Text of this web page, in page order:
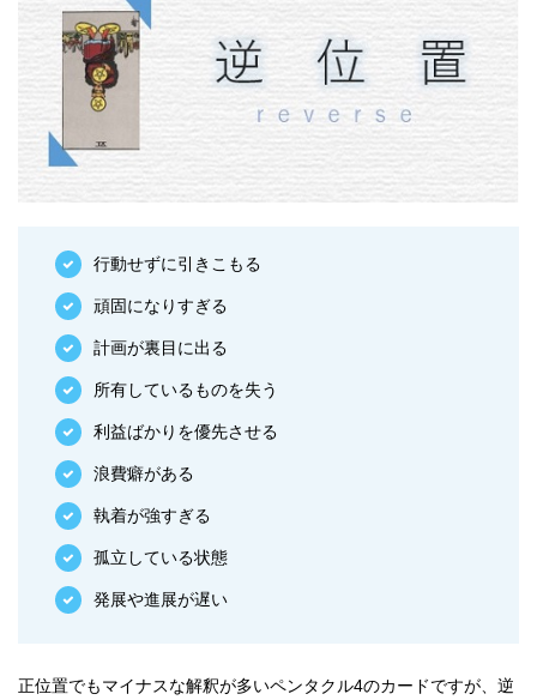
行動せずに引きこもる
頑固になりすぎる
計画が裏目に出る
所有しているものを失う
利益ばかりを優先させる
浪費癖がある
執着が強すぎる
孤立している状態
発展や進展が遅い
正位置でもマイナスな解釈が多いペンタクル4のカードですが、逆